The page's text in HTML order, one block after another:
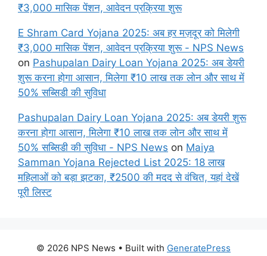
₹3,000 मासिक पेंशन, आवेदन प्रक्रिया शुरू
E Shram Card Yojana 2025: अब हर मज़दूर को मिलेगी
₹3,000 मासिक पेंशन, आवेदन प्रक्रिया शुरू - NPS News
on Pashupalan Dairy Loan Yojana 2025: अब डेयरी
शुरू करना होगा आसान, मिलेगा ₹10 लाख तक लोन और साथ में
50% सब्सिडी की सुविधा
Pashupalan Dairy Loan Yojana 2025: अब डेयरी शुरू
करना होगा आसान, मिलेगा ₹10 लाख तक लोन और साथ में
50% सब्सिडी की सुविधा - NPS News on Maiya
Samman Yojana Rejected List 2025: 18 लाख
महिलाओं को बड़ा झटका, ₹2500 की मदद से वंचित, यहां देखें
पूरी लिस्ट
© 2026 NPS News • Built with GeneratePress